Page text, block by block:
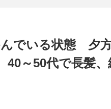
でいる状態 夕
～50代で長髪、